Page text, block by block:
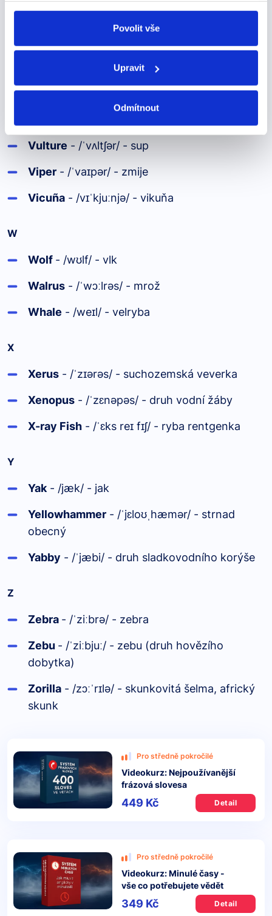
odvolat v nastavení cookies, případně se obrátit na
Povolit vše
Upravit
Odmítnout
Urial- /ˈjʊəriəl/ - uriál (druh divoké ovce)
ˈʌm.brəl ˌb
pták
Vulture - /ˈvʌltʃər/ - sup
Viper - /ˈvaɪpər/ - zmije
Vicuña - /vɪˈkjuːnjə/ - vikuňa
W
Wolf - /wʊlf/ - vlk
Walrus - /ˈwɔːlrəs/ - mrož
Whale - /weɪl/ - velryba
X
Xerus - /ˈzɪərəs/ - suchozemská veverka
Xenopus - /ˈzɛnəpəs/ - druh vodní žáby
X-ray Fish - /ˈɛks reɪ fɪʃ/ - ryba rentgenka
Y
Yak - /jæk/ - jak
Yellowhammer - /ˈjɛloʊˌ hæmər/ - strnad
obecný
Yabby - /ˈjæbi/ - druh sladkovodního korýše
Z
Zebra - /ˈziːbrə/ - zebra
Zebu - /ˈziːbjuː/ - zebu (druh hovězího
dobytka)
Zorilla - /zɔːˈrɪlə/ - skunkovitá šelma, africký
skunk
Pro středně pokročilé
Videokurz: Nejpoužívanější
frázová slovesa
449 Kč Detail
Pro středně pokročilé
Videokurz: Minulé časy -
vše co potřebujete vědět
349 Kč Detail